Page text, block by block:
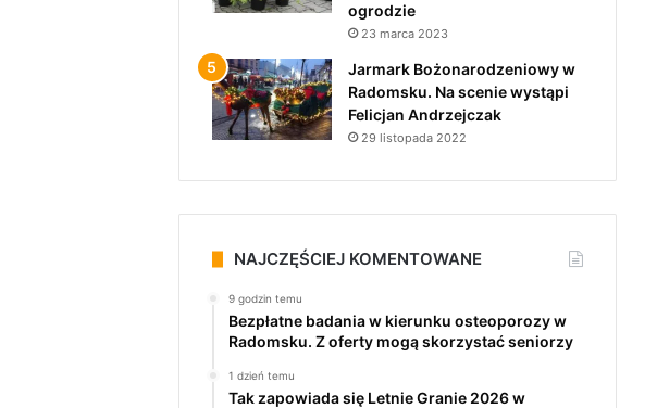
ogrodzie
23 marca 2023
Jarmark Bożonarodzeniowy w
Radomsku. Na scenie wystąpi
Felicjan Andrzejczak
29 listopada 2022
NAJCZĘŚCIEJ KOMENTOWANE
9 godzin temu
Bezpłatne badania w kierunku osteoporozy w
Radomsku. Z oferty mogą skorzystać seniorzy
1 dzień temu
Tak zapowiada się Letnie Granie 2026 w